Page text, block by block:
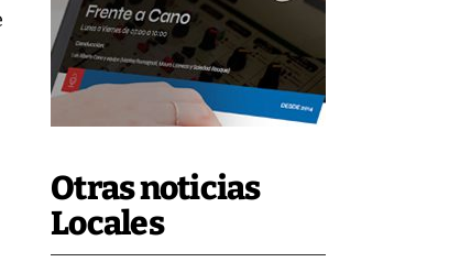
Otras noticias
Locales